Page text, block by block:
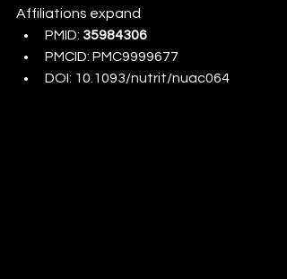
Affiliations expand
PMID: 35984306
PMCID: PMC9999677
DOI: 10.1093/nutrit/nuac064